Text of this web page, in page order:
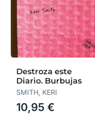
Destroza este
Diario. Burbujas
SMITH, KERI
10,95 €